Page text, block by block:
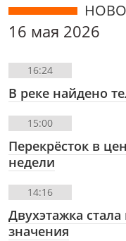
16 мая 2026
16:24
В реке найдено
15:00
Перекрёсток в
недели
14:16
Двухэтажка
значения